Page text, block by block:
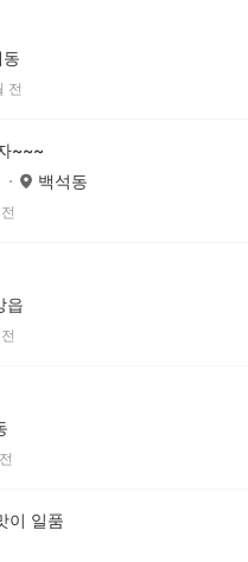
전
~~~
백석동
읍
이 일품